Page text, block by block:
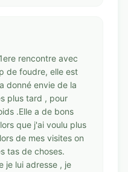
rencontre avec
de foudre, elle est
donné envie de la
plus tard , pour
.Elle a de bons
que j'ai voulu plus
de mes visites on
tas de choses.
je lui adresse , je